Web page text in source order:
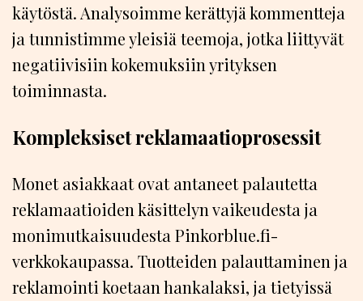
käytöstä. Analysoimme kerättyjä kommentteja
ja tunnistimme yleisiä teemoja, jotka liittyvät
negatiivisiin kokemuksiin yrityksen
toiminnasta.
Kompleksiset reklamaatioprosessit
Monet asiakkaat ovat antaneet palautetta
reklamaatioiden käsittelyn vaikeudesta ja
monimutkaisuudesta Pinkorblue.fi-
verkkokaupassa. Tuotteiden palauttaminen ja
reklamointi koetaan hankalaksi, ja tietyissä